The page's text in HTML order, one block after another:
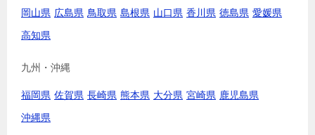
岡山県 広島県 鳥取県 島根県 山口県 香川県 徳島県 愛媛県
高知県
九州・沖縄
福岡県 佐賀県 長崎県 熊本県 大分県 宮崎県 鹿児島県
沖縄県